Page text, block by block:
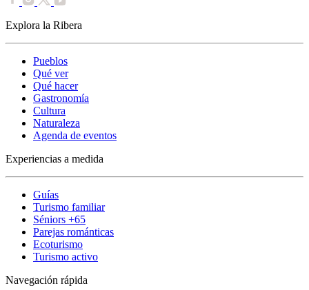
Explora la Ribera
Pueblos
Qué ver
Qué hacer
Gastronomía
Cultura
Naturaleza
Agenda de eventos
Experiencias a medida
Guías
Turismo familiar
Séniors +65
Parejas románticas
Ecoturismo
Turismo activo
Navegación rápida